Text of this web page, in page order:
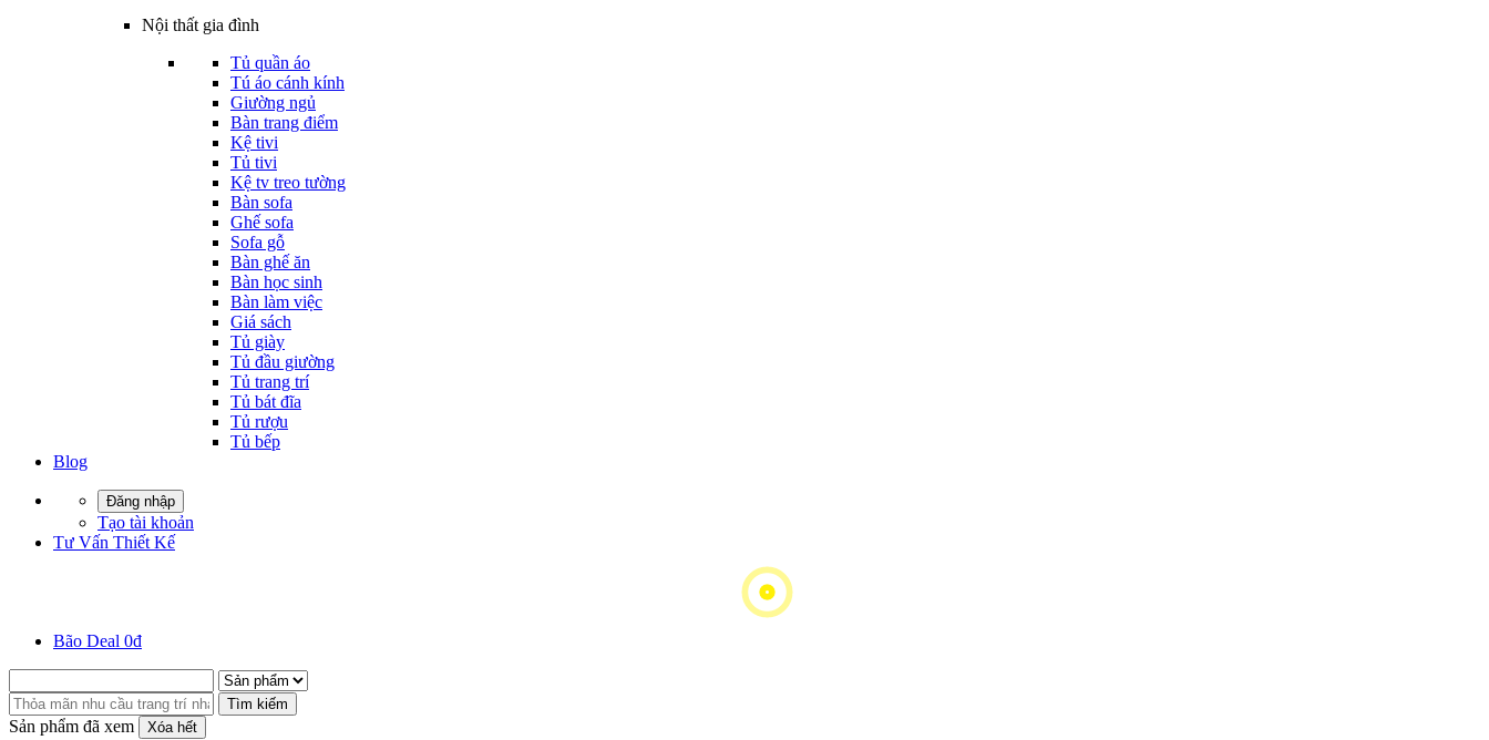
Nội thất gia đình
Tủ quần áo
Tú áo cánh kính
Giường ngủ
Bàn trang điểm
Kệ tivi
Tủ tivi
Kệ tv treo tường
Bàn sofa
Ghế sofa
Sofa gỗ
Bàn ghế ăn
Bàn học sinh
Bàn làm việc
Giá sách
Tủ giày
Tủ đầu giường
Tủ trang trí
Tủ bát đĩa
Tủ rượu
Tủ bếp
Blog
Đăng nhập
Tạo tài khoản
Tư Vấn Thiết Kế
Bão Deal 0đ
Tìm kiếm
Sản phẩm đã xem Xóa hết